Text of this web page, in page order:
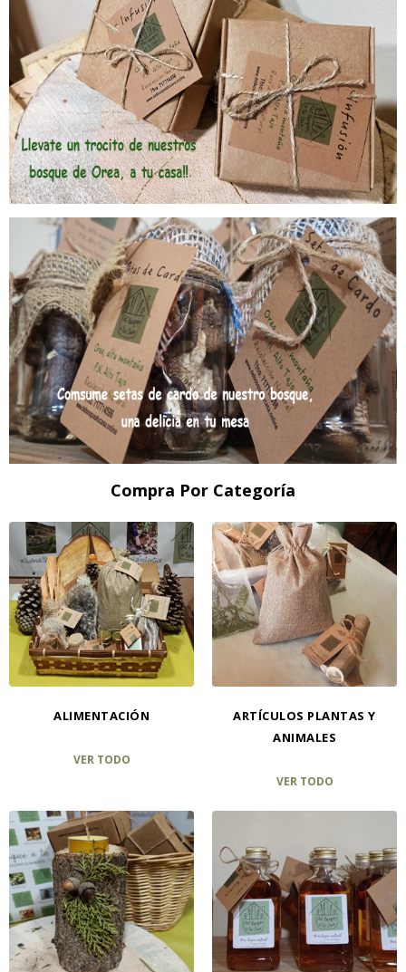
Compra Por Categoría
ALIMENTACIÓN
VER TODO
ARTÍCULOS PLANTAS Y
ANIMALES
VER TODO